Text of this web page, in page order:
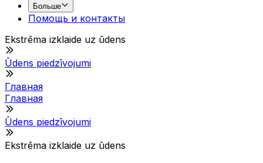
Больше
Помощь и контакты
Ekstrēma izklaide uz ūdens
Ūdens piedzīvojumi
Главная
Главная
Ūdens piedzīvojumi
Ekstrēma izklaide uz ūdens